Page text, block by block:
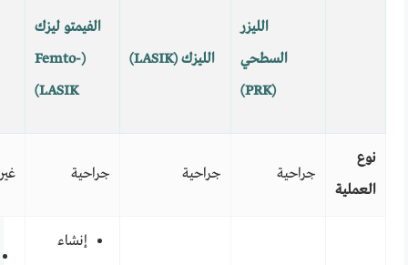
الليزر
السطحي
(PRK)
الليزك (LASIK)
الفيمتو ليزك
(Femto-
LASIK)
نوع
العملية
جراحية جراحية جراحية
إنشاء